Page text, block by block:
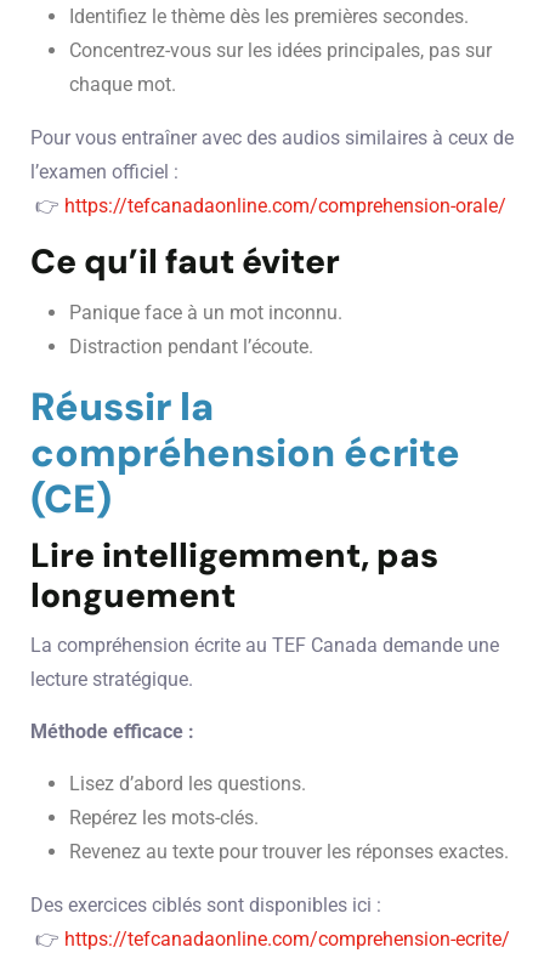
Identifiez le thème dès les premières secondes.
Concentrez-vous sur les idées principales, pas sur
chaque mot.
Pour vous entraîner avec des audios similaires à ceux de
l’examen officiel :
👉 https://tefcanadaonline.com/comprehension-orale/
Ce qu’il faut éviter
Panique face à un mot inconnu.
Distraction pendant l’écoute.
Réussir la
compréhension écrite
(CE)
Lire intelligemment, pas
longuement
La compréhension écrite au TEF Canada demande une
lecture stratégique.
Méthode efficace :
Lisez d’abord les questions.
Repérez les mots-clés.
Revenez au texte pour trouver les réponses exactes.
Des exercices ciblés sont disponibles ici :
👉 https://tefcanadaonline.com/comprehension-ecrite/